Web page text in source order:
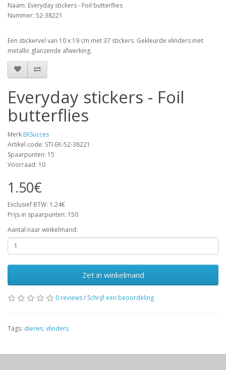
Naam: Everyday stickers - Foil butterflies
Nummer: 52-38221
Een stickervel van 10 x 19 cm met 37 stickers. Gekleurde vlinders met
metallic glanzende afwerking.
Everyday stickers - Foil
butterflies
Merk EKSucces
Artikel code: STI-EK-52-38221
Spaarpunten: 15
Voorraad: 10
1.50€
Exclusief BTW: 1.24€
Prijs in spaarpunten: 150
Aantal naar winkelmand:
Zet in winkelmand
0 reviews/ Schrijf een beoordeling
Tags: dieren, vlinders